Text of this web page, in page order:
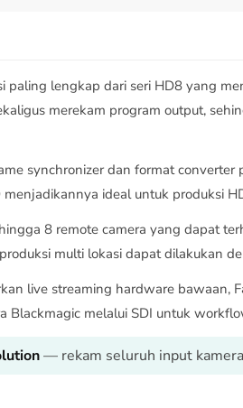
paling lengkap dari seri HD8 yang
merekam program output,
synchronizer dan format
ideal untuk produksi
8 remote camera yang dapat
multi lokasi dapat dilakukan
live streaming hardware
Blackmagic melalui SDI untuk
— rekam seluruh input